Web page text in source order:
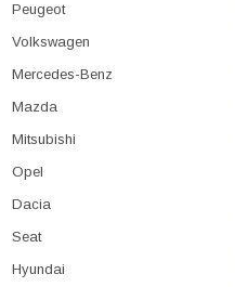
Peugeot
Volkswagen
Mercedes-Benz
Mazda
Mitsubishi
Opel
Dacia
Seat
Hyundai